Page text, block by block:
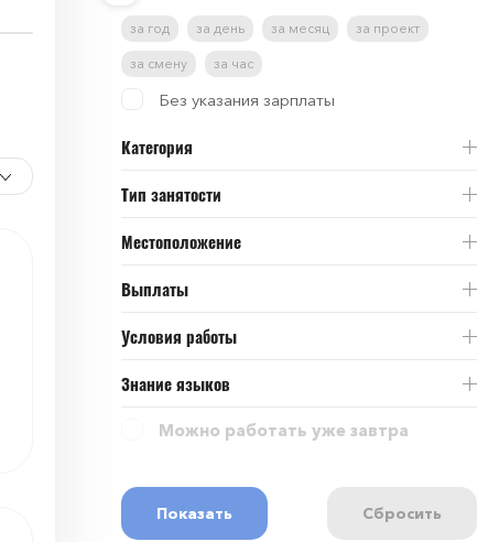
за год за день за месяц за проект
за смену за час
Без указания зарплаты
Категория
Тип занятости
Местоположение
Выплаты
Условия работы
Знание языков
Можно работать уже завтра
Показать Сбросить